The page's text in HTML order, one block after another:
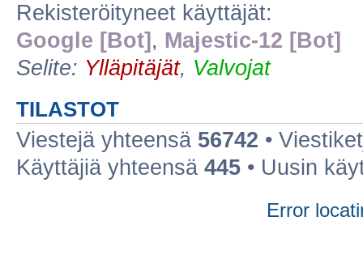
Rekisteröityneet käyttäjät:
Google [Bot] , Majestic-12 [Bot]
Selite: Ylläpitäjät, Valvojat
TILASTOT
Viestejä yhteensä 56742 •
Käyttäjiä yhteensä 445 • Uusin
Error